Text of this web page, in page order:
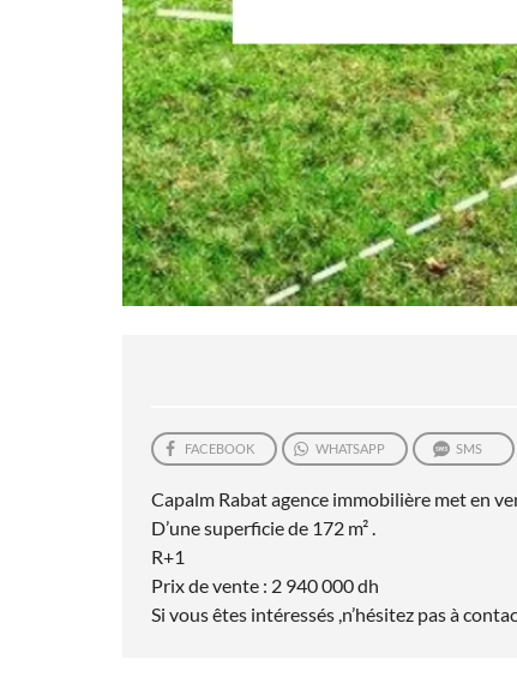
FACEBOOK WHATSAPP SMS
Capalm Rabat agence immobilière met en
D’une superficie de 172 m² .
R+1
Prix de vente : 2 940 000 dh
Si vous êtes intéressés ,n’hésitez pas à